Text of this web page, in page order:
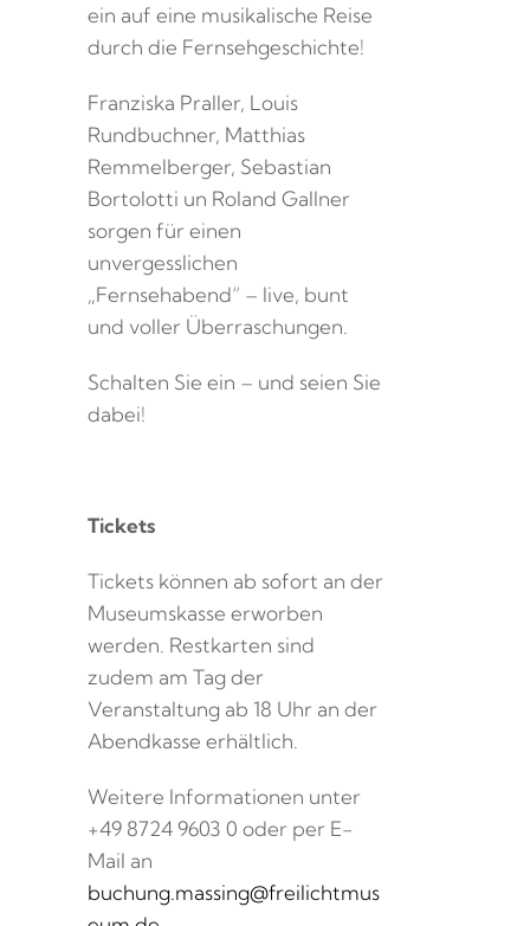
ein auf eine musikalische Reise
durch die Fernsehgeschichte!
Franziska Praller, Louis
Rundbuchner, Matthias
Remmelberger, Sebastian
Bortolotti un Roland Gallner
sorgen für einen
unvergesslichen
„Fernsehabend“ – live, bunt
und voller Überraschungen.
Schalten Sie ein – und seien Sie
dabei!
Tickets
Tickets können ab sofort an der
Museumskasse erworben
werden. Restkarten sind
zudem am Tag der
Veranstaltung ab 18 Uhr an der
Abendkasse erhältlich.
Weitere Informationen unter
+49 8724 9603 0 oder per E-
Mail an
buchung.massing@freilichtmus